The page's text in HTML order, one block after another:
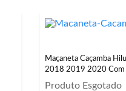
Maçaneta Caçamba
2018 2019 2020 Com
Produto Esgotado